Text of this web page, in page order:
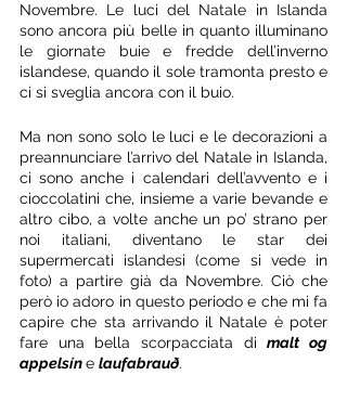
Novembre. Le luci del Natale in Islanda
sono ancora più belle in quanto illuminano
le giornate buie e fredde dell’inverno
islandese, quando il sole tramonta presto e
ci si sveglia ancora con il buio.
Ma non sono solo le luci e le decorazioni a
preannunciare l’arrivo del Natale in Islanda,
ci sono anche i calendari dell’avvento e i
cioccolatini che, insieme a varie bevande e
altro cibo, a volte anche un po’ strano per
noi italiani, diventano le star dei
supermercati islandesi (come si vede in
foto) a partire già da Novembre. Ciò che
però io adoro in questo periodo e che mi fa
capire che sta arrivando il Natale è poter
fare una bella scorpacciata di malt og
appelsíne laufabrauð.